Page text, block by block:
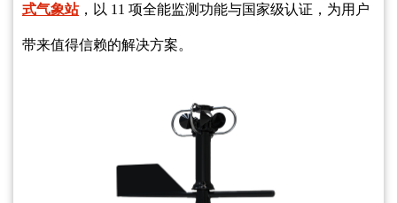
式气象站，以 11 项全能监测功能与国家级认证，为用户
带来值得信赖的解决方案。